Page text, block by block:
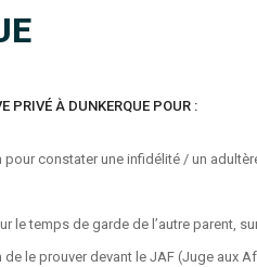
PRIVÉ À DUNKERQUE POUR :
constater une infidélité / un
le temps de garde de l’autre parent,
le prouver devant le JAF (Juge aux